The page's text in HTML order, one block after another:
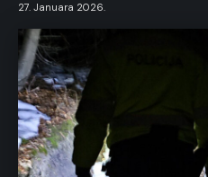
27. Januara 2026.